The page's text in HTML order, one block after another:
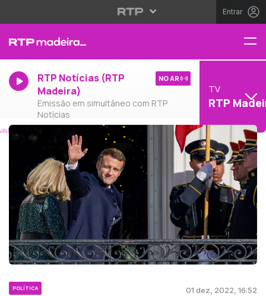
Entrar
RTP Notícias (RTP
Madeira)
Emissão em simultâneo com RTP
Notícias
NO AR
TV
RTP
POLÍTICA 01 dez, 2022, 16:52